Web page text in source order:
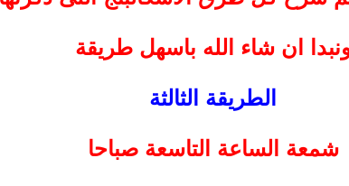
ان شاء الله باسهل طريقة
الطريقة الثالثة
شمعة الساعة التاسعة صباحا